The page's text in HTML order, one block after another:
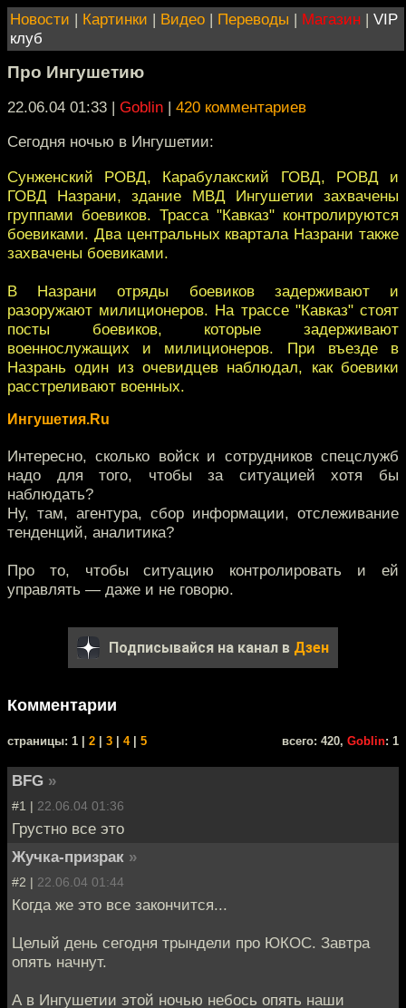
Новости | Картинки | Видео | Переводы | Магазин | VIP
клуб
Про Ингушетию
22.06.04 01:33 | Goblin | 420 комментариев
Сегодня ночью в Ингушетии:
Сунженский РОВД, Карабулакский ГОВД, РОВД и
ГОВД Назрани, здание МВД Ингушетии захвачены
группами боевиков. Трасса "Кавказ" контролируются
боевиками. Два центральных квартала Назрани также
захвачены боевиками.
В Назрани отряды боевиков задерживают и
разоружают милиционеров. На трассе "Кавказ" стоят
посты боевиков, которые задерживают
военнослужащих и милиционеров. При въезде в
Назрань один из очевидцев наблюдал, как боевики
расстреливают военных.
Ингушетия.Ru
Интересно, сколько войск и сотрудников спецслужб
надо для того, чтобы за ситуацией хотя бы
наблюдать?
Ну, там, агентура, сбор информации, отслеживание
тенденций, аналитика?
Про то, чтобы ситуацию контролировать и ей
управлять — даже и не говорю.
Подписывайся на канал в Дзен
Комментарии
cтраницы: 1 | 2 3 4| 5 всего: 420, Goblin: 1
BFG »
#1 | 22.06.04 01:36
Грустно все это
Жучка-призрак »
#2 | 22.06.04 01:44
Когда же это все закончится...
Целый день сегодня трындели про ЮКОС. Завтра
опять начнут.
А в Ингушетии этой ночью небось опять наши